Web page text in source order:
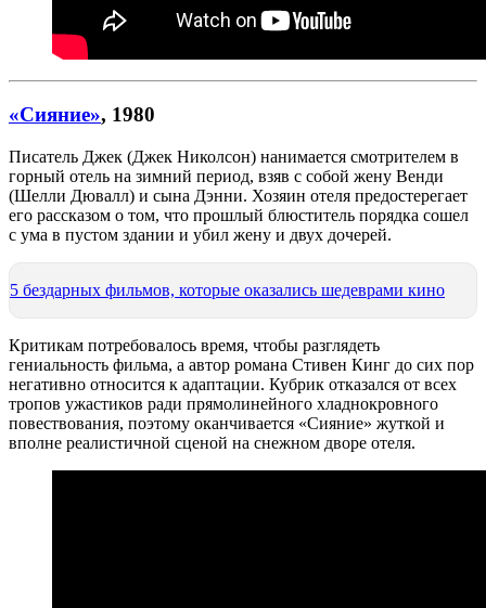
«Сияние», 1980
Писатель Джек (Джек Николсон) нанимается смотрителем в
горный отель на зимний период, взяв с собой жену Венди
(Шелли Дювалл) и сына Дэнни. Хозяин отеля предостерегает
его рассказом о том, что прошлый блюститель порядка сошел
с ума в пустом здании и убил жену и двух дочерей.
5 бездарных фильмов, которые оказались шедеврами кино
Критикам потребовалось время, чтобы разглядеть
гениальность фильма, а автор романа Стивен Кинг до сих пор
негативно относится к адаптации. Кубрик отказался от всех
тропов ужастиков ради прямолинейного хладнокровного
повествования, поэтому оканчивается «Сияние» жуткой и
вполне реалистичной сценой на снежном дворе отеля.